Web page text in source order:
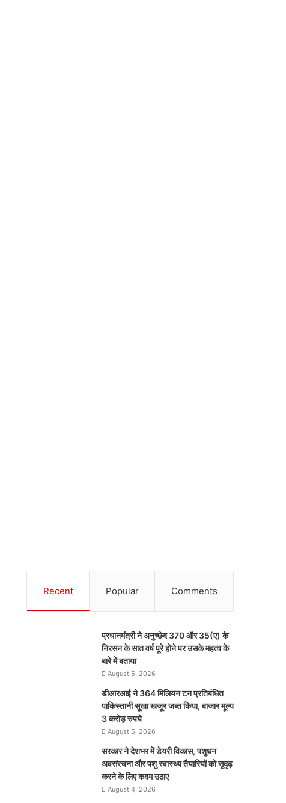
Recent Popular Comments
प्रधानमंत्री ने अनुच्छेद 370 और 35(ए) के
निरसन के सात वर्ष पूरे होने पर उसके महत्व के
बारे में बताया
August 5, 2026
डीआरआई ने 364 मिलियन टन प्रतिबंधित
पाकिस्तानी सूखा खजूर जब्त किया, बाजार मूल्य
3 करोड़ रुपये
August 5, 2026
सरकार ने देशभर में डेयरी विकास, पशुधन
अवसंरचना और पशु स्वास्थ्य तैयारियों को सुदृढ़
करने के लिए कदम उठाए
August 4, 2026